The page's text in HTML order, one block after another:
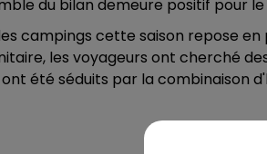
du bilan demeure positif pour
campings cette saison repose
les voyageurs ont cherché
été séduits par la combinaison